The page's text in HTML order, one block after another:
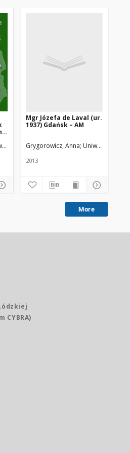
Medyczny w Łodzi
Mgr Józefa de Laval (ur.
1937) Gdańsk – AM
Grygorowicz, Anna Uniwersytet
2013
More